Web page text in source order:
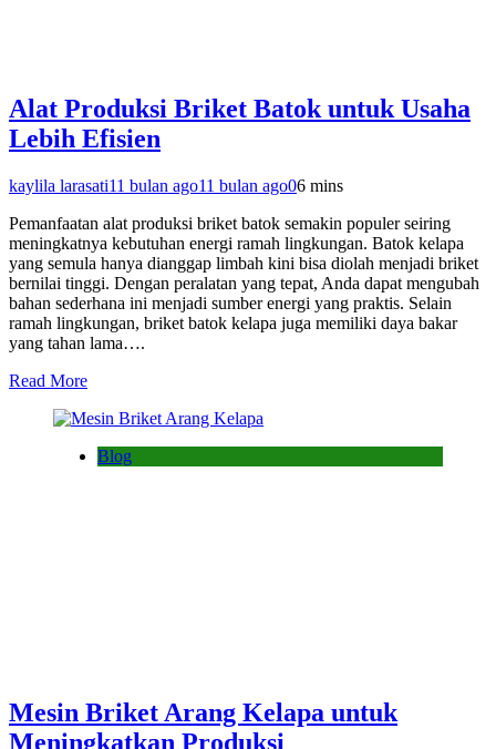
Alat Produksi Briket Batok untuk Usaha
Lebih Efisien
kaylila larasati11 bulan ago11 bulan ago06 mins
Pemanfaatan alat produksi briket batok semakin populer seiring
meningkatnya kebutuhan energi ramah lingkungan. Batok kelapa
yang semula hanya dianggap limbah kini bisa diolah menjadi briket
bernilai tinggi. Dengan peralatan yang tepat, Anda dapat mengubah
bahan sederhana ini menjadi sumber energi yang praktis. Selain
ramah lingkungan, briket batok kelapa juga memiliki daya bakar
yang tahan lama….
Read More
Blog
Mesin Briket Arang Kelapa untuk
Meningkatkan Produksi